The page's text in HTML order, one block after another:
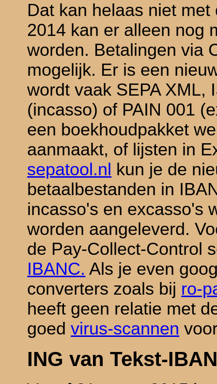
Dat kan helaas niet
2014 kan er alleen nog
worden. Betalingen via
mogelijk. Er is een
wordt vaak SEPA XML,
(incasso) of PAIN 001
een boekhoudpakket
aanmaakt, of lijsten in
sepatool.nl
kun je de
betaalbestanden in
incasso's en excasso's
worden aangeleverd.
de Pay-Collect-Control
IBANC. Als je even
converters zoals bij ro-
heeft geen relatie met
goedvirus-scannen
ING van Tekst-